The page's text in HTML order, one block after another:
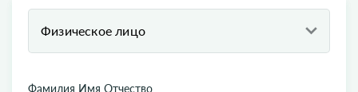
Физическое лицо
Фамилия Имя Отчество